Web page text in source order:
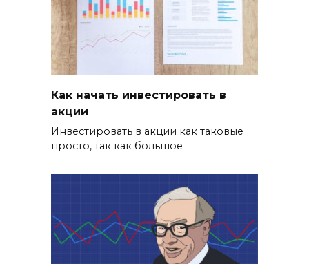
Как начать инвестировать в
акции
Инвестировать в акции как таковые
просто, так как большое